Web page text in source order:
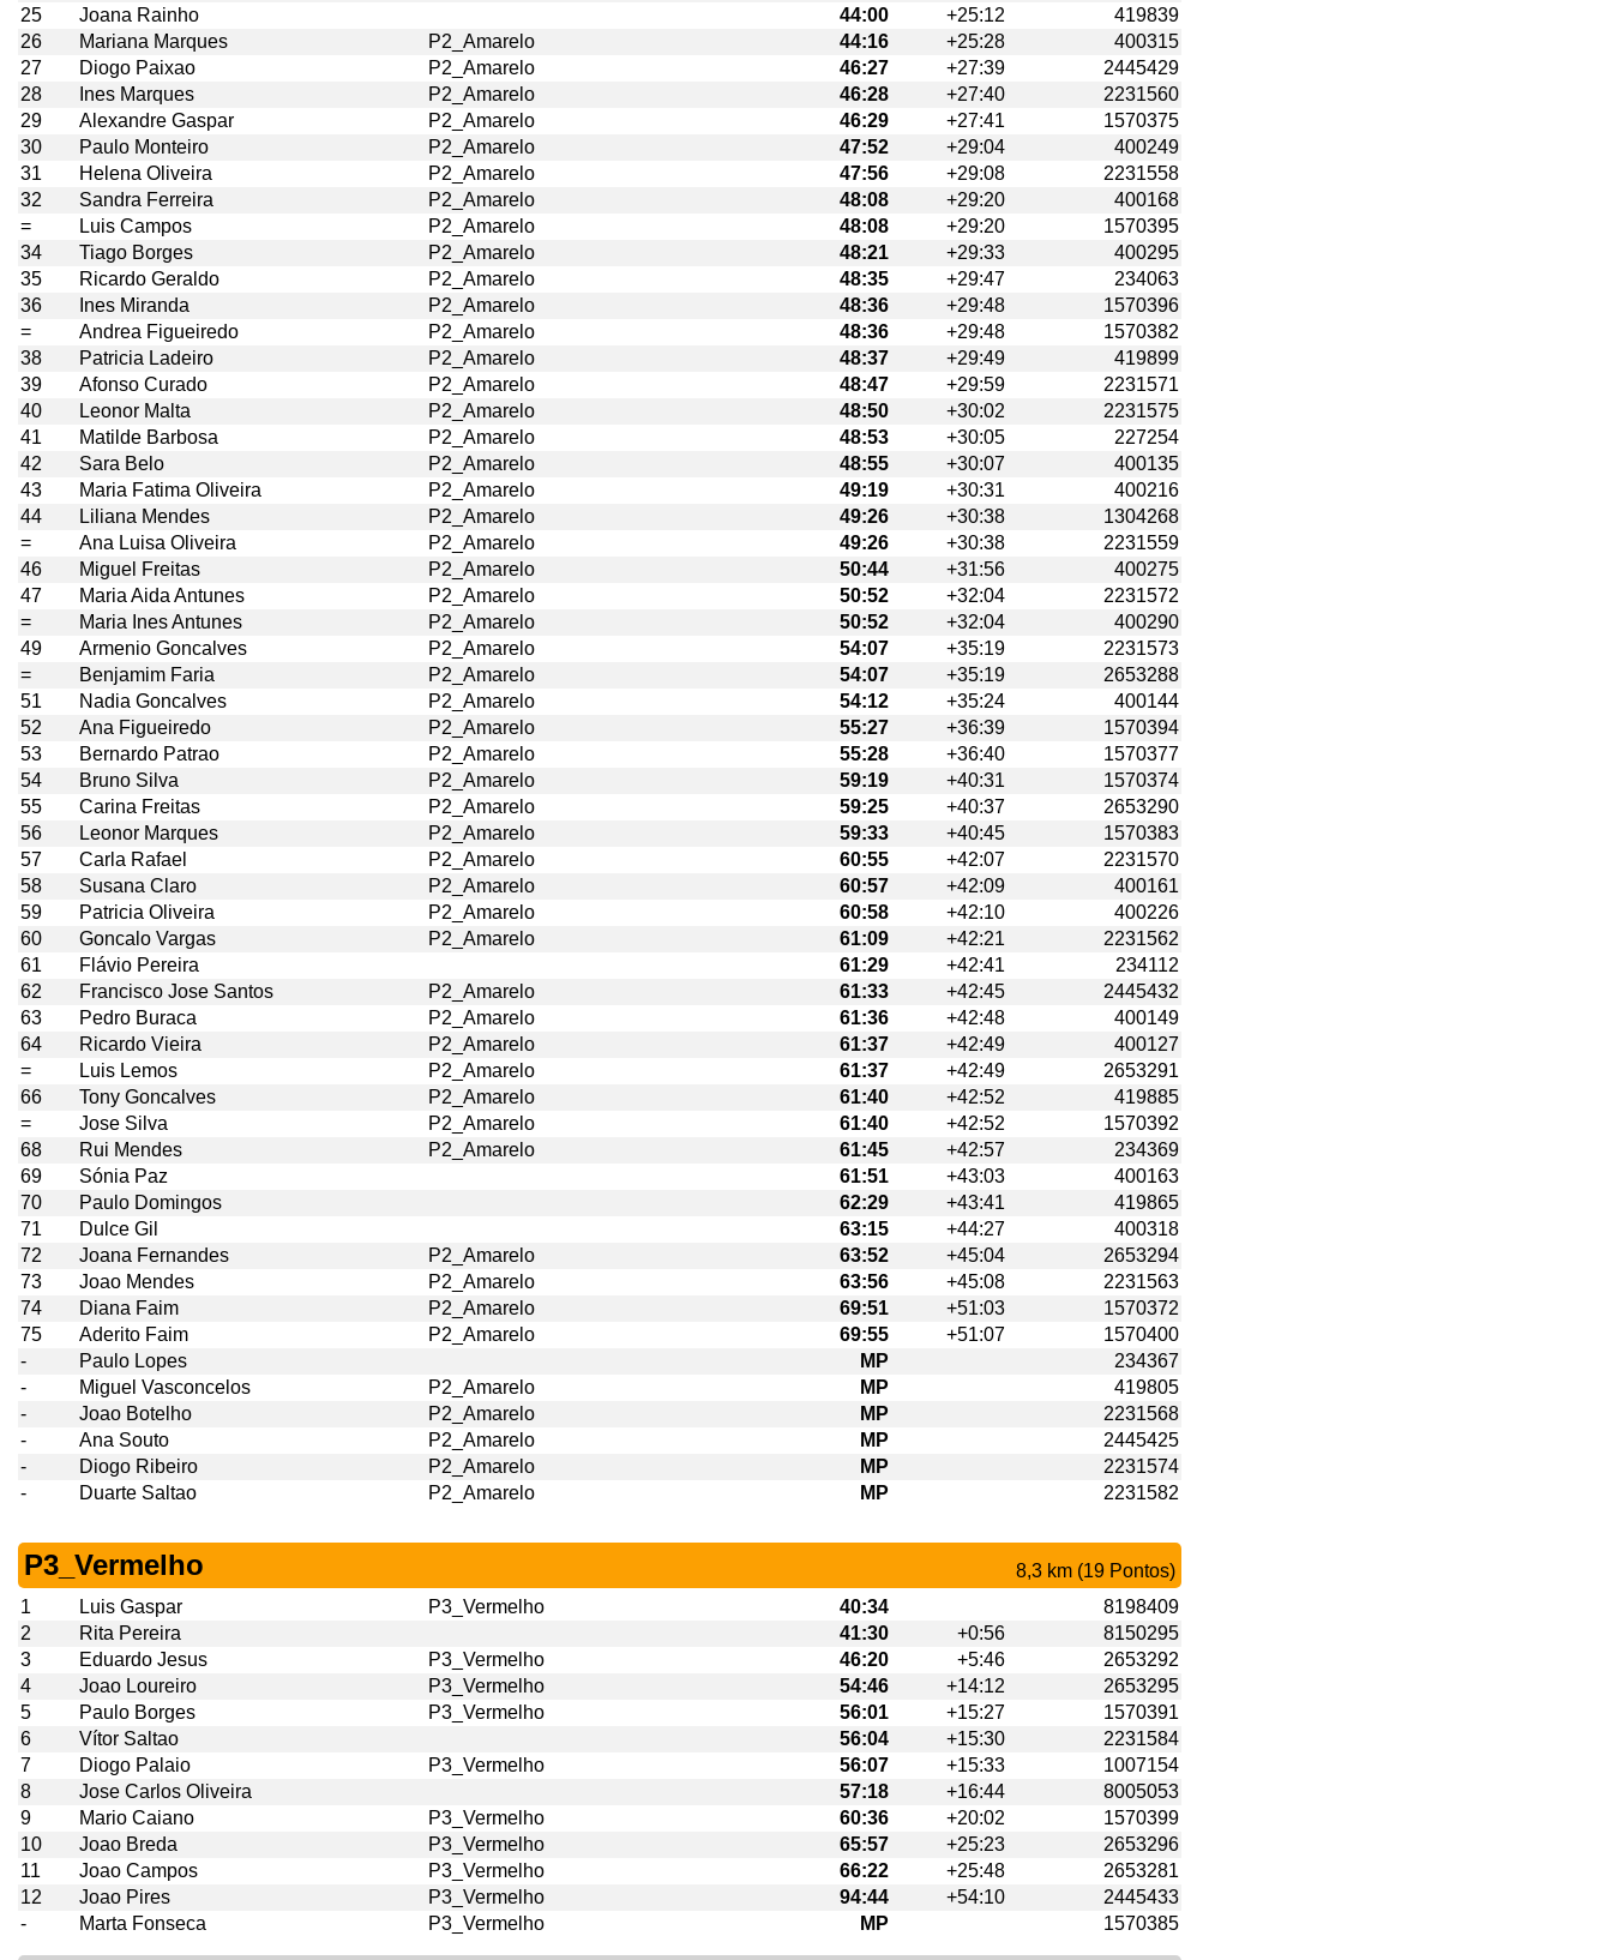
25
Joana Rainho 44:00 +25:12
419839
26
Mariana Marques P2_Amarelo 44:16 +25:28
400315
27
Diogo Paixao P2_Amarelo 46:27 +27:39
2445429
28
Ines Marques P2_Amarelo 46:28 +27:40
2231560
29
Alexandre Gaspar P2_Amarelo 46:29 +27:41
1570375
30
Paulo Monteiro P2_Amarelo 47:52 +29:04
400249
31
Helena Oliveira P2_Amarelo 47:56 +29:08
2231558
32
Sandra Ferreira P2_Amarelo 48:08 +29:20
400168
=
Luis Campos P2_Amarelo 48:08 +29:20
1570395
34
Tiago Borges P2_Amarelo 48:21 +29:33
400295
35
Ricardo Geraldo P2_Amarelo 48:35 +29:47
234063
36
Ines Miranda P2_Amarelo 48:36 +29:48
1570396
=
Andrea Figueiredo P2_Amarelo 48:36 +29:48
1570382
38
Patricia Ladeiro P2_Amarelo 48:37 +29:49
419899
39
Afonso Curado P2_Amarelo 48:47 +29:59
2231571
40
Leonor Malta P2_Amarelo 48:50 +30:02
2231575
41
Matilde Barbosa P2_Amarelo 48:53 +30:05
227254
42
Sara Belo P2_Amarelo 48:55 +30:07
400135
43
Maria Fatima Oliveira P2_Amarelo 49:19 +30:31
400216
44
Liliana Mendes P2_Amarelo 49:26 +30:38
1304268
=
Ana Luisa Oliveira P2_Amarelo 49:26 +30:38
2231559
46
Miguel Freitas P2_Amarelo 50:44 +31:56
400275
47
Maria Aida Antunes P2_Amarelo 50:52 +32:04
2231572
=
Maria Ines Antunes P2_Amarelo 50:52 +32:04
400290
49
Armenio Goncalves P2_Amarelo 54:07 +35:19
2231573
=
Benjamim Faria P2_Amarelo 54:07 +35:19
2653288
51
Nadia Goncalves P2_Amarelo 54:12 +35:24
400144
52
Ana Figueiredo P2_Amarelo 55:27 +36:39
1570394
53
Bernardo Patrao P2_Amarelo 55:28 +36:40
1570377
54
Bruno Silva P2_Amarelo 59:19 +40:31
1570374
55
Carina Freitas P2_Amarelo 59:25 +40:37
2653290
56
Leonor Marques P2_Amarelo 59:33 +40:45
1570383
57
Carla Rafael P2_Amarelo 60:55 +42:07
2231570
58
Susana Claro P2_Amarelo 60:57 +42:09
400161
59
Patricia Oliveira P2_Amarelo 60:58 +42:10
400226
60
Goncalo Vargas P2_Amarelo 61:09 +42:21
2231562
61
Flávio Pereira 61:29 +42:41
234112
62
Francisco Jose Santos P2_Amarelo 61:33 +42:45
2445432
63
Pedro Buraca P2_Amarelo 61:36 +42:48
400149
64
Ricardo Vieira P2_Amarelo 61:37 +42:49
400127
=
Luis Lemos P2_Amarelo 61:37 +42:49
2653291
66
Tony Goncalves P2_Amarelo 61:40 +42:52
419885
=
Jose Silva P2_Amarelo 61:40 +42:52
1570392
68
Rui Mendes P2_Amarelo 61:45 +42:57
234369
69
Sónia Paz 61:51 +43:03
400163
70
Paulo Domingos 62:29 +43:41
419865
71
Dulce Gil 63:15 +44:27
400318
72
Joana Fernandes P2_Amarelo 63:52 +45:04
2653294
73
Joao Mendes P2_Amarelo 63:56 +45:08
2231563
74
Diana Faim P2_Amarelo 69:51 +51:03
1570372
75
Aderito Faim P2_Amarelo 69:55 +51:07
1570400
-
Paulo Lopes MP
234367
-
Miguel Vasconcelos P2_Amarelo MP
419805
-
Joao Botelho P2_Amarelo MP
2231568
-
Ana Souto P2_Amarelo MP
2445425
-
Diogo Ribeiro P2_Amarelo MP
2231574
-
Duarte Saltao P2_Amarelo MP 2231582
P3_Vermelho
8,3 km (19 Pontos)
1
Luis Gaspar P3_Vermelho 40:34
8198409
2
Rita Pereira 41:30 +0:56
8150295
3
Eduardo Jesus P3_Vermelho 46:20 +5:46
2653292
4
Joao Loureiro P3_Vermelho 54:46 +14:12
2653295
5
Paulo Borges P3_Vermelho 56:01 +15:27
1570391
6
Vítor Saltao 56:04 +15:30
2231584
7
Diogo Palaio P3_Vermelho 56:07 +15:33
1007154
8
Jose Carlos Oliveira 57:18 +16:44
8005053
9
Mario Caiano P3_Vermelho 60:36 +20:02
1570399
10
Joao Breda P3_Vermelho 65:57 +25:23
2653296
11
Joao Campos P3_Vermelho 66:22 +25:48
2653281
12
Joao Pires P3_Vermelho 94:44 +54:10
2445433
-
Marta Fonseca P3_Vermelho MP 1570385